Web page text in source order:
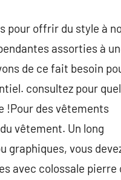
pour offrir du style à
assorties à
de ce fait besoin
consultez pour
!Pour des vêtements
vêtement. Un long
graphiques, vous
avec colossale pierre